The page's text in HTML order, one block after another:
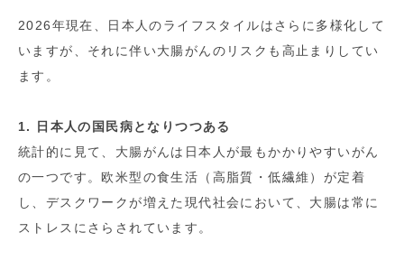
2026年現在、日本人のライフスタイルはさらに多様化して
いますが、それに伴い大腸がんのリスクも高止まりしてい
ます。
1. 日本人の国民病となりつつある
統計的に見て、大腸がんは日本人が最もかかりやすいがん
の一つです。欧米型の食生活（高脂質・低繊維）が定着
し、デスクワークが増えた現代社会において、大腸は常に
ストレスにさらされています。